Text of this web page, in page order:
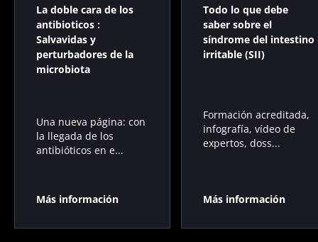
La doble cara de los
antibioticos :
Salvavidas y
perturbadores de la
microbiota
Una nueva página: con
la llegada de los
antibióticos en e...
Más información
Todo lo que debe
saber sobre el
síndrome del intestino
irritable (SII)
Formación acreditada,
infografía, vídeo de
expertos, doss...
Más información